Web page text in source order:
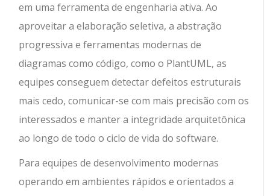
em uma ferramenta de engenharia ativa. Ao
aproveitar a elaboração seletiva, a abstração
progressiva e ferramentas modernas de
diagramas como código, como o PlantUML, as
equipes conseguem detectar defeitos estruturais
mais cedo, comunicar-se com mais precisão com os
interessados e manter a integridade arquitetônica
ao longo de todo o ciclo de vida do software.
Para equipes de desenvolvimento modernas
operando em ambientes rápidos e orientados a